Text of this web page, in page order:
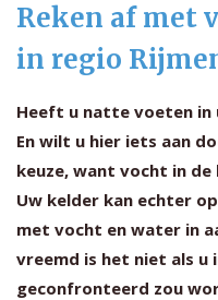
Reken af met
in regio
Heeft u natte voeten in
En wilt u hier iets aan
keuze, want vocht in
Uw kelder kan echter
met vocht en water in
vreemd is het niet als u
geconfronteerd zou